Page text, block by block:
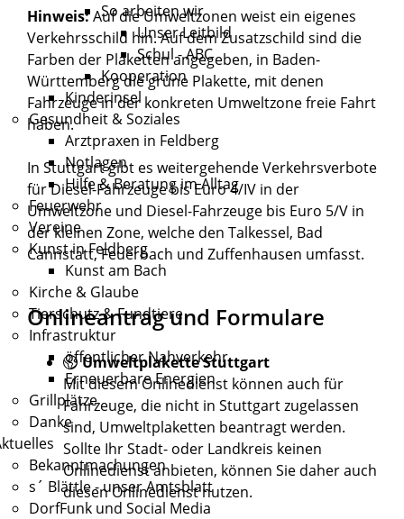
So arbeiten wir
Unser Leitbild
Schul - ABC
Kooperation
Kinderinsel
Gesundheit & Soziales
Arztpraxen in Feldberg
Notlagen
Hilfe & Beratung im Alltag
Feuerwehr
Vereine
Kunst in Feldberg
Kunst am Bach
Kirche & Glaube
Tierschutz & Fundtiere
Infrastruktur
öffentlicher Nahverkehr
Erneuerbare Energien
Grillplätze
Danke
Bekanntmachungen
s´ Blättle - unser Amtsblatt
DorfFunk und Social Media
Hinweis:Auf die Umweltzonen weist ein eigenes
Verkehrsschild hin. Auf dem Zusatzschild sind die
Farben der Plaketten angegeben, in Baden-
Württemberg die grüne Plakette, mit denen
Fahrzeuge in der konkreten Umweltzone freie Fahrt
haben.
In Stuttgart gibt es weitergehende Verkehrsverbote
für Diesel-Fahrzeuge bis Euro 4/IV in der
Umweltzone und Diesel-Fahrzeuge bis Euro 5/V in
der kleinen Zone, welche den Talkessel, Bad
Cannstatt, Feuerbach und Zuffenhausen umfasst.
Onlineantrag und Formulare
Umweltplakette Stuttgart
Mit diesem Onlinedienst können auch für
Fahrzeuge, die nicht in Stuttgart zugelassen
sind, Umweltplaketten beantragt werden.
Sollte Ihr Stadt- oder Landkreis keinen
Onlinedienst anbieten, können Sie daher auch
diesen Onlinedienst nutzen.